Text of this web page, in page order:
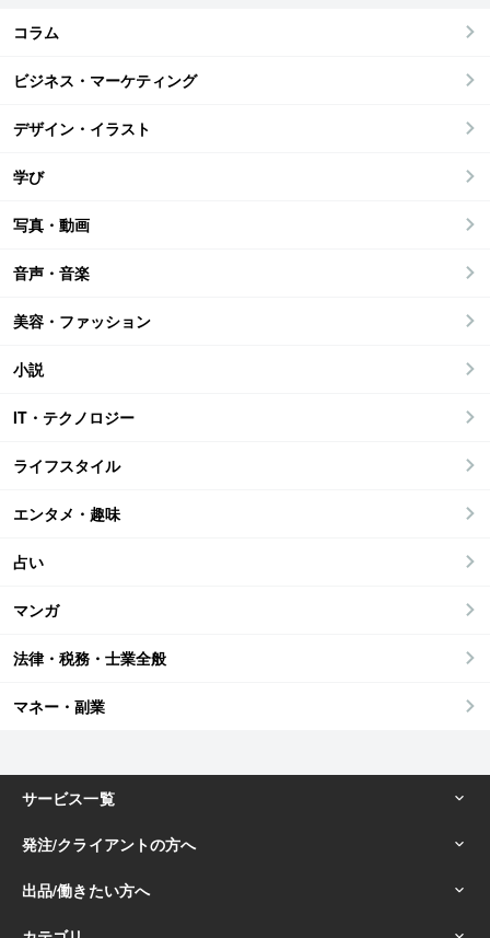
コラム
ビジネス・マーケティング
デザイン・イラスト
学び
写真・動画
音声・音楽
美容・ファッション
小説
IT・テクノロジー
ライフスタイル
エンタメ・趣味
占い
マンガ
法律・税務・士業全般
マネー・副業